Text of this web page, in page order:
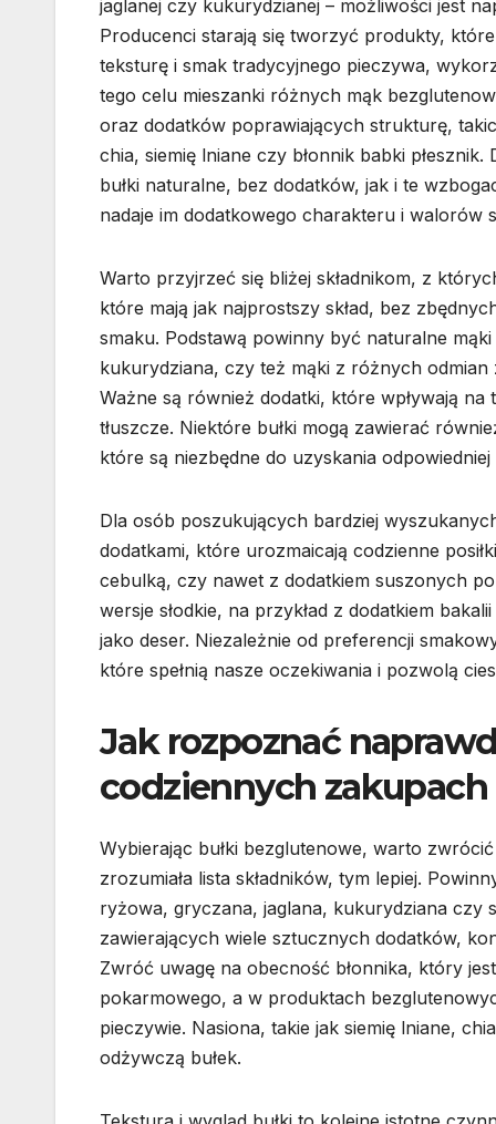
jaglanej czy kukurydzianej – możliwości jest
Producenci starają się tworzyć produkty,
teksturę i smak tradycyjnego pieczywa,
tego celu mieszanki różnych mąk
oraz dodatków poprawiających strukturę,
chia, siemię lniane czy błonnik babki płesznik.
bułki naturalne, bez dodatków, jak i te
nadaje im dodatkowego charakteru i walorów
Warto przyjrzeć się bliżej składnikom, z
które mają jak najprostszy skład, bez
smaku. Podstawą powinny być naturalne
kukurydziana, czy też mąki z różnych
Ważne są również dodatki, które wpływają
tłuszcze. Niektóre bułki mogą zawierać
które są niezbędne do uzyskania
Dla osób poszukujących bardziej
dodatkami, które urozmaicają codzienne
cebulką, czy nawet z dodatkiem suszonych
wersje słodkie, na przykład z dodatkiem
jako deser. Niezależnie od preferencji
które spełnią nasze oczekiwania i pozwolą
Jak rozpoznać
codziennych zakupach
Wybierając bułki bezglutenowe, warto
zrozumiała lista składników, tym lepiej.
ryżowa, gryczana, jaglana, kukurydziana czy
zawierających wiele sztucznych dodatków,
Zwróć uwagę na obecność błonnika, który
pokarmowego, a w produktach
pieczywie. Nasiona, takie jak siemię lniane,
odżywczą bułek.